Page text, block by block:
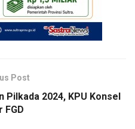
Post
Pilkada 2024, KPU Konsel
FGD